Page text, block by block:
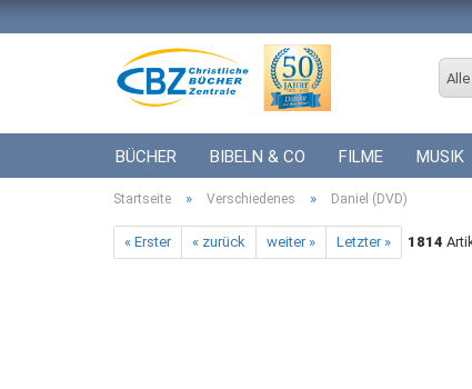
Alle
BÜCHER BIBELN & CO FILME MUSIK
ICF BÜCHER VERSCHIEDENES
Startseite » Verschiedenes » Daniel (DVD)
« Erster « zurück weiter » Letzter » 1814